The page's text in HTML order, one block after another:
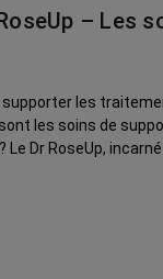
– Les
supporter les
les soins de
Dr RoseUp, incarné